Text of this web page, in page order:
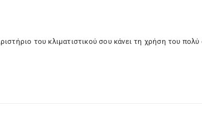
του κλιματιστικού σου κάνει τη χρήση του